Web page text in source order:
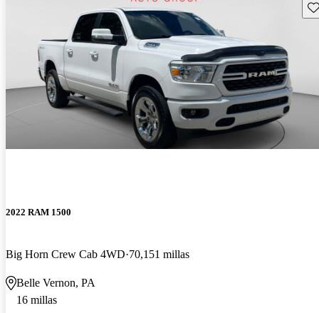
2022 RAM 1500
Big Horn Crew Cab 4WD 70,151 millas
Belle Vernon, PA
16 millas